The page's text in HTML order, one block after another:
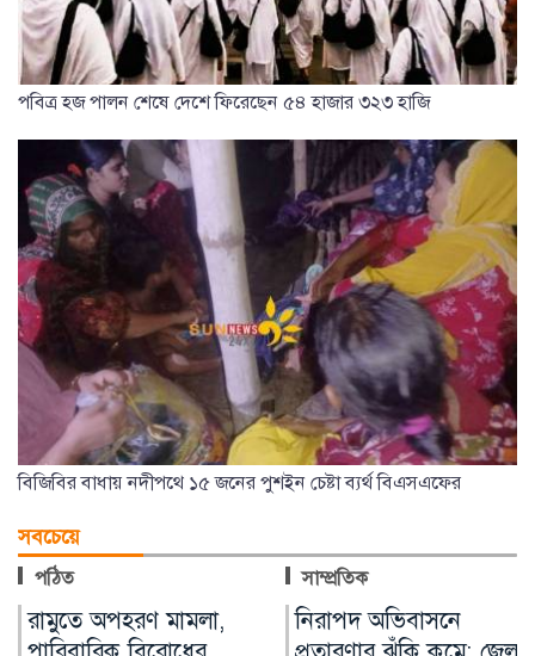
পবিত্র হজ পালন শেষে দেশে ফিরেছেন ৫৪ হাজার ৩২৩ হাজি
বিজিবির বাধায় নদীপথে ১৫ জনের পুশইন চেষ্টা ব্যর্থ বিএসএফের
সবচেয়ে
পঠিত সাম্প্রতিক
নিরাপদ অভিবাসনে
জুলাই স্মৃতি জাদুঘর